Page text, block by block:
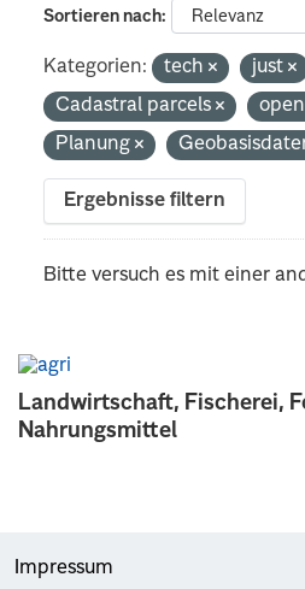
Landwirtschaft, Fischerei,
Nahrungsmittel
Sortieren nach
Kategorien: tech just
Cadastral parcels
Planung
Ergebnisse filtern
Bitte versuch es mit einer
Impressum